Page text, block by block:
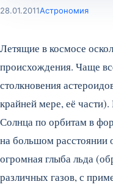
28.01.2011Астрономия
Летящие в космосе
происхождения. Чаще
столкновения
крайней мере, её
Солнца по орбитам в
на большом расстоянии
огромная глыба льда
различных газов, с